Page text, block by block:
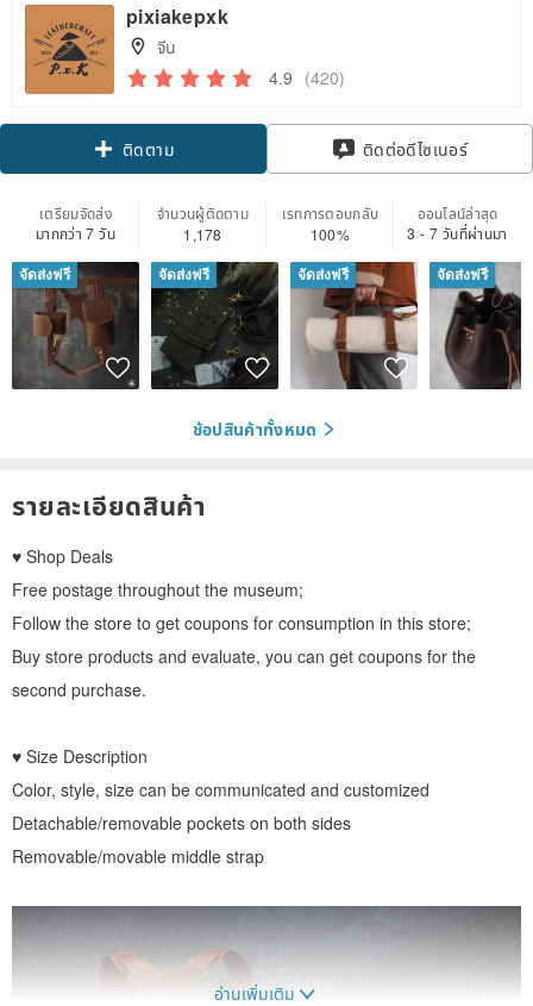
pixiakepxk
จีน
4.9 (420)
ติดตาม ติดต่อดีไซเนอร์
เตรียมจัดส่ง
มากกว่า 7 วัน
จำนวนผู้ติดตาม
1,178
เรทการตอบกลับ
100%
ออนไลน์ล่าสุด
3 - 7 วันที่ผ่านมา
จัดส่งฟรี จัดส่งฟรี จัดส่งฟรี จัดส่งฟรี
ช้อปสินค้าทั้งหมด
รายละเอียดสินค้า
♥ Shop Deals
Free postage throughout the museum;
Follow the store to get coupons for consumption in this store;
Buy store products and evaluate, you can get coupons for the
second purchase.
♥ Size Description
Color, style, size can be communicated and customized
Detachable/removable pockets on both sides
Removable/movable middle strap
อ่านเพิ่มเติม